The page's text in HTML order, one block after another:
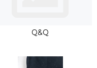
Q&Q